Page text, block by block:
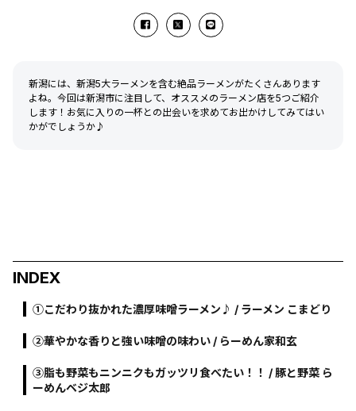
新潟には、新潟5大ラーメンを含む絶品ラーメンがたくさんあります
よね。今回は新潟市に注目して、オススメのラーメン店を5つご紹介
します！お気に入りの一杯との出会いを求めてお出かけしてみてはい
かがでしょうか♪
INDEX
①こだわり抜かれた濃厚味噌ラーメン♪ / ラーメン こまどり
②華やかな香りと強い味噌の味わい / らーめん家和玄
③脂も野菜もニンニクもガッツリ食べたい！！ / 豚と野菜 ら
ーめんベジ太郎